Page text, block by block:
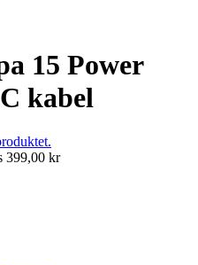
15 Power
kabel
399,00 kr